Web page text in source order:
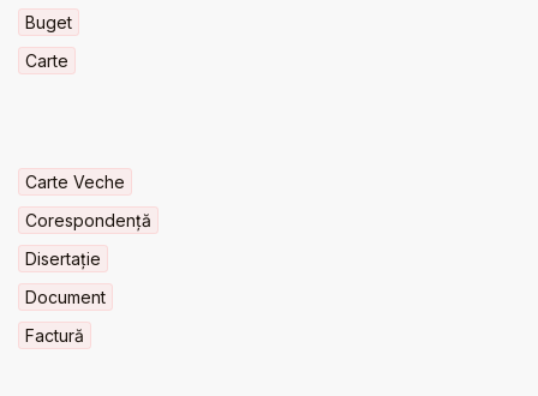
Buget
Carte
Carte Veche
Corespondență
Disertație
Document
Factură